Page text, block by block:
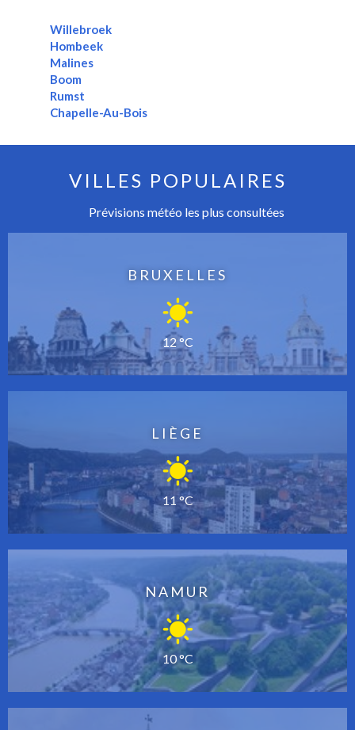
Willebroek
Hombeek
Malines
Boom
Rumst
Chapelle-Au-Bois
VILLES POPULAIRES
Prévisions météo les plus consultées
BRUXELLES
12 °C
LIÈGE
11 °C
NAMUR
10 °C